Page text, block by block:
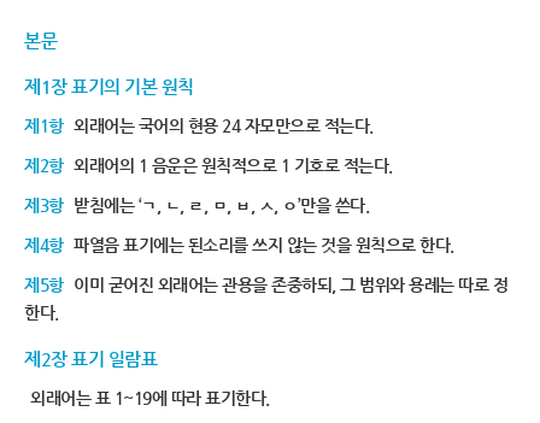
본문
제1장 표기의 기본 원칙
제1항 외래어는 국어의 현용 24 자모만으로 적는다.
제2항 외래어의 1 음운은 원칙적으로 1 기호로 적는다.
제3항 받침에는 ‘ㄱ, ㄴ, ㄹ, ㅁ, ㅂ, ㅅ, ㅇ’만을 쓴다.
제4항 파열음 표기에는 된소리를 쓰지 않는 것을 원칙으로 한다.
제5항 이미 굳어진 외래어는 관용을 존중하되, 그 범위와 용례는 따로 정
한다.
제2장 표기 일람표
외래어는 표 1~19에 따라 표기한다.